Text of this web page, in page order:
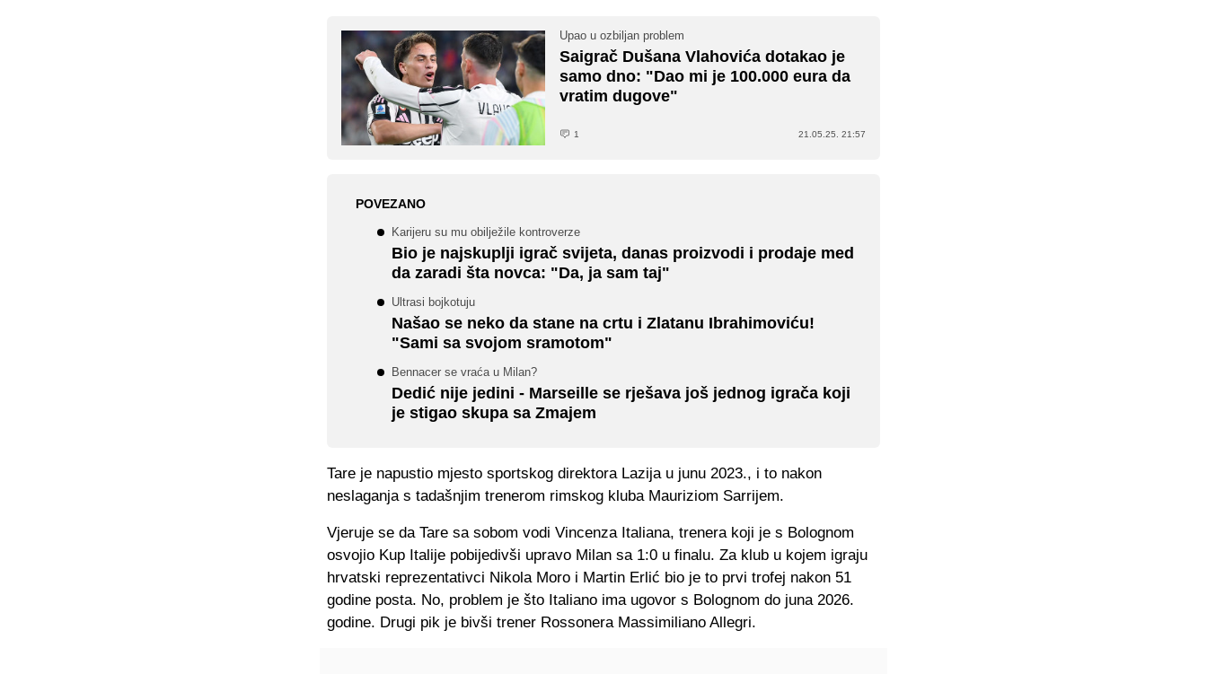
Upao u ozbiljan problem
Saigrač Dušana Vlahovića dotakao je
samo dno: "Dao mi je 100.000 eura da
vratim dugove"
1 21.05.25. 21:57
POVEZANO
Karijeru su mu obilježile kontroverze
Bio je najskuplji igrač svijeta, danas proizvodi i prodaje med
da zaradi šta novca: "Da, ja sam taj"
Ultrasi bojkotuju
Našao se neko da stane na crtu i Zlatanu Ibrahimoviću!
"Sami sa svojom sramotom"
Bennacer se vraća u Milan?
Dedić nije jedini - Marseille se rješava još jednog igrača koji
je stigao skupa sa Zmajem
Tare je napustio mjesto sportskog direktora Lazija u junu 2023., i to nakon
neslaganja s tadašnjim trenerom rimskog kluba Mauriziom Sarrijem.
Vjeruje se da Tare sa sobom vodi Vincenza Italiana, trenera koji je s Bolognom
osvojio Kup Italije pobijedivši upravo Milan sa 1:0 u finalu. Za klub u kojem igraju
hrvatski reprezentativci Nikola Moro i Martin Erlić bio je to prvi trofej nakon 51
godine posta. No, problem je što Italiano ima ugovor s Bolognom do juna 2026.
godine. Drugi pik je bivši trener Rossonera Massimiliano Allegri.